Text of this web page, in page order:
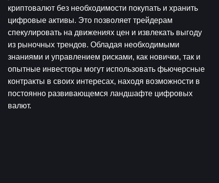
криптовалют без необходимости покупать и хранить
цифровые активы. Это позволяет трейдерам
спекулировать на движениях цен и извлекать выгоду
из рыночных трендов. Обладая необходимыми
знаниями и управлением рисками, как новички, так и
опытные инвесторы могут использовать фьючерсные
контракты в своих интересах, находя возможности в
постоянно развивающемся ландшафте цифровых
валют.